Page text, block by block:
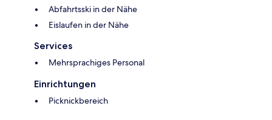
Abfahrtsski in der Nähe
Eislaufen in der Nähe
Services
Mehrsprachiges Personal
Einrichtungen
Picknickbereich